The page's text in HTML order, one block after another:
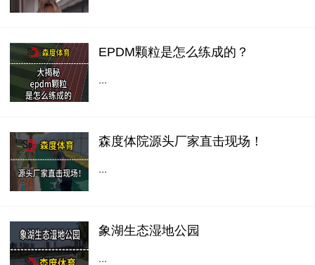
EPDM颗粒是怎么练成的？
...
森度体院源头厂家直击现场！
...
象湖生态湿地公园
...